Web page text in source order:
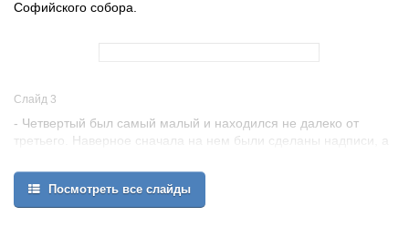
Софийского собора.
Слайд 3
- Четвертый был самый малый и находился не далеко от
третьего. Наверное сначала на нем были сделаны надписи, а
камень побольше, поэтому третий камень был самым большим.
Четвертый достали из речки и повезли в Москву в музей. Сейчас
он в Каломенском.
Посмотреть все слайды